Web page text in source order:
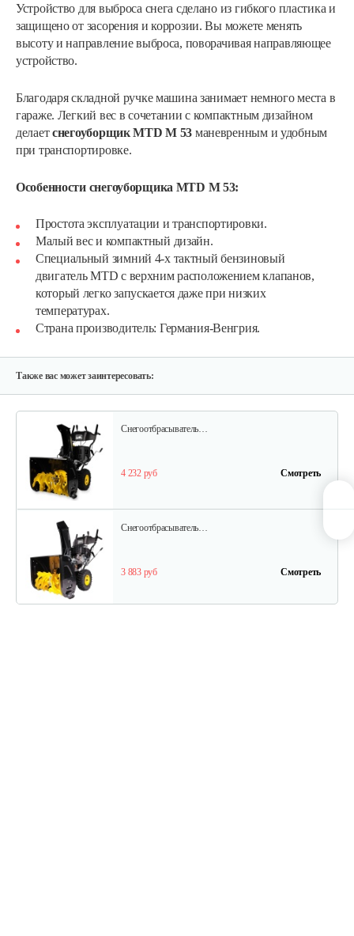
Устройство для выброса снега сделано из гибкого пластика и
защищено от засорения и коррозии. Вы можете менять
высоту и направление выброса, поворачивая направляющее
устройство.
Благодаря складной ручке машина занимает немного места в
гараже. Легкий вес в сочетании с компактным дизайном
делаетснегоуборщик MTD M 53 маневренным и удобным
при транспортировке.
Особенности снегоуборщика MTD M 53:
Простота эксплуатации и транспортировки.
Малый вес и компактный дизайн.
Специальный зимний 4-х тактный бензиновый
двигатель MTD с верхним расположением клапанов,
который легко запускается даже при низких
температурах.
Страна производитель: Германия-Венгрия.
Также вас может заинтересовать:
Снегоуборщик Champion STT1170E
5 825 руб Смотреть
Снегоуборщик Champion ST656BS
3 883 руб
Снегоотбрасыватель…
4 232 руб Смотреть
Снегоотбрасыватель…
3 883 руб Смотреть